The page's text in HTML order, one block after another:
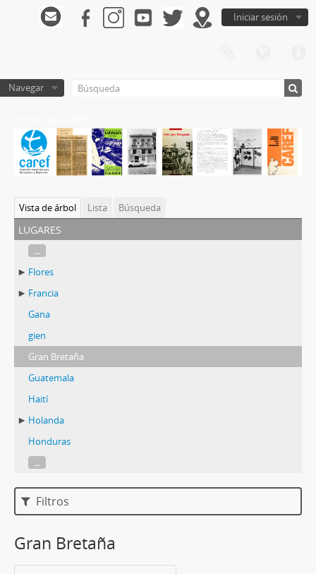
Iniciar sesión
Navegar
Vista de árbol Lista Búsqueda
lugares
...
Flores
Francia
Gana
gien
Gran Bretaña
Guatemala
Haití
Holanda
Honduras
...
Filtros
Gran Bretaña